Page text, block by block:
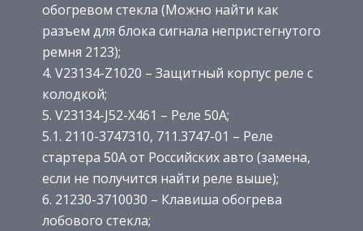
обогревом стекла (Можно найти как
разъем для блока сигнала непристегнутого
ремня 2123);
4. V23134-Z1020 – Защитный корпус реле с
колодкой;
5. V23134-J52-X461 – Реле 50А;
5.1. 2110-3747310, 711.3747-01 – Реле
стартера 50А от Российских авто (замена,
если не получится найти реле выше);
6. 21230-3710030 – Клавиша обогрева
лобового стекла;